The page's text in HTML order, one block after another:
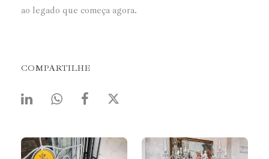
ao legado que começa agora.
COMPARTILHE